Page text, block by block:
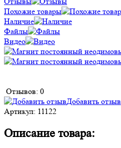
Похожие товары
Наличие
Файлы
Видео
Отзывов: 0
Добавить отзыв
Артикул: 11122
Описание товара: